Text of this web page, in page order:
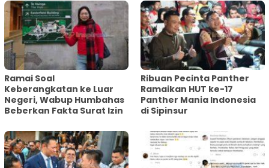
Ramai Soal
Keberangkatan ke Luar
Negeri, Wabup Humbahas
Beberkan Fakta Surat Izin
Ribuan Pecinta Panther
Ramaikan HUT ke-17
Panther Mania Indonesia
di Sipinsur